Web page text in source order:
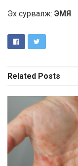
Эх сурвалж: ЭМЯ
Related Posts